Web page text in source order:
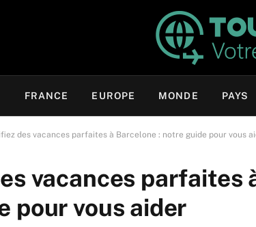
FRANCE EUROPE MONDE PAYS
des vacances parfaites à Barcelone : notre guide pour vous
vacances parfaites
pour vous aider